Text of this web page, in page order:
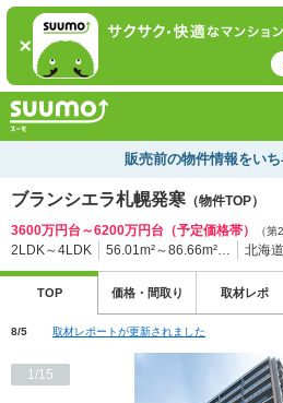
販売前の物件情報をいち
ブランシエラ札幌発寒 （物件TOP）
3600万円台～6200万円台（予定価格帯）
（第
2LDK～4LDK 56.01m²～86.66m²…
TOP 価格・ 間取り 取材レポ
8/5 取材レポートが更新されました
1/15